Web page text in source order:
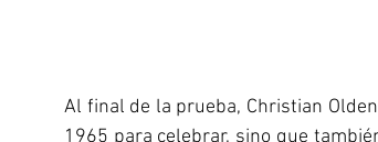
Al final de la prueba, Christian
1965 para celebrar, sino que